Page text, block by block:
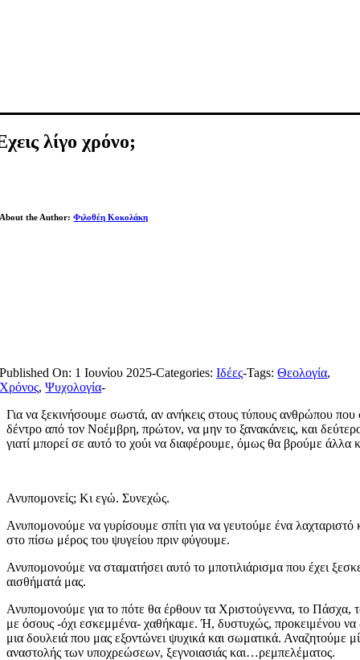
λίγο χρόνο;
About the Author:Φιλοθέη Κοκολάκη
Published On: 1 Ιουνίου 2025-Categories:Ιδέες-Tags:Θεολογία,
Χρόνος,Ψυχολογία-
Για να ξεκινήσουμε σωστά, αν ανήκεις στους τύπους ανθρώπου που
δέντρο από τον Νοέμβρη, πρώτον, να μην το ξανακάνεις, και
γιατί μπορεί σε αυτό το χούι να διαφέρουμε, όμως θα βρούμε άλλα
Ανυπομονείς; Κι εγώ. Συνεχώς.
Ανυπομονούμε να γυρίσουμε σπίτι για να γευτούμε ένα
στο πίσω μέρος του ψυγείου πριν φύγουμε.
Ανυπομονούμε να σταματήσει αυτό το μποτιλιάρισμα που έχει
αισθήματά μας.
Ανυπομονούμε για το πότε θα έρθουν τα Χριστούγεννα, το Πάσχα,
με όσους -όχι εσκεμμένα- χαθήκαμε. Ή, δυστυχώς, προκειμένου να
μια δουλειά που μας εξοντώνει ψυχικά και σωματικά. Αναζητούμε
αναστολής των υποχρεώσεων, ξεγνοιασιάς και…ρεμπελέματος.